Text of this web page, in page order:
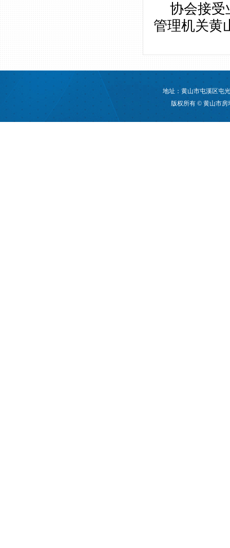
协会接受
管理机关黄
地址：黄山市屯溪区屯
版权所有 © 黄山市房